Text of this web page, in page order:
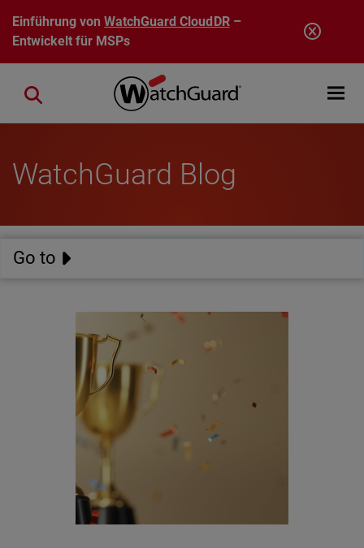
Direkt zum Inhalt
Einführung vonWatchGuard CloudDR–
Entwickelt für MSPs
Open
Close search
WatchGuard Blog
Go to